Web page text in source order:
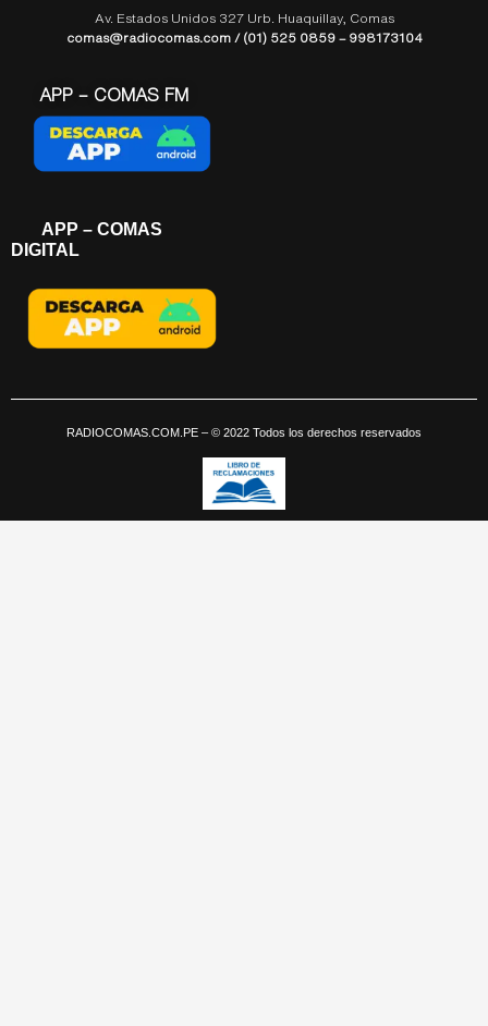
Av. Estados Unidos 327 Urb. Huaquillay, Comas
comas@radiocomas.com / (01) 525 0859 – 998173104
APP – COMAS FM
APP – COMAS
DIGITAL
RADIOCOMAS.COM.PE – © 2022 Todos los derechos reservados